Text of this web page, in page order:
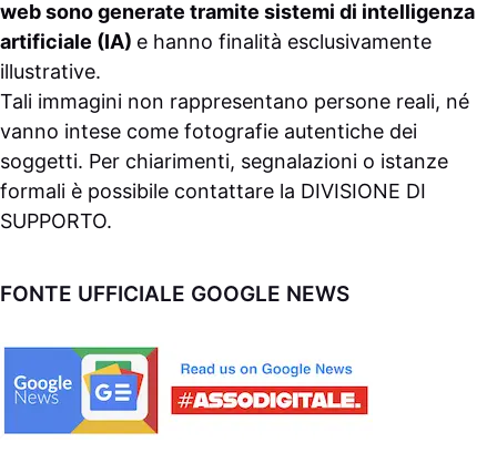
web sono generate tramite sistemi di intelligenza
artificiale (IA) e hanno finalità esclusivamente
illustrative.
Tali immagini non rappresentano persone reali, né
vanno intese come fotografie autentiche dei
soggetti. Per chiarimenti, segnalazioni o istanze
formali è possibile contattare la DIVISIONE DI
SUPPORTO.
FONTE UFFICIALE GOOGLE NEWS